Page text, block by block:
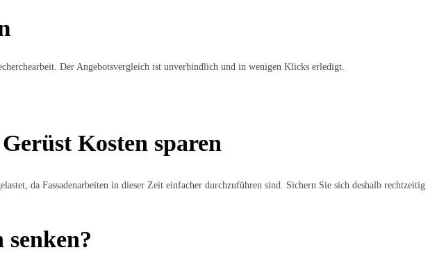
Der Angebotsvergleich ist unverbindlich und in wenigen Klicks erledigt.
Kosten sparen
da Fassadenarbeiten in dieser Zeit einfacher durchzuführen sind. Sichern Sie sich deshalb rechtzeitig
senken?